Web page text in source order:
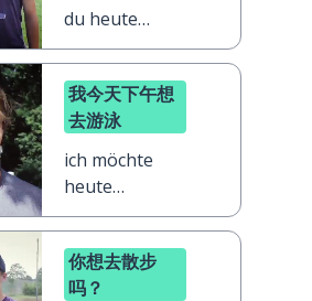
du heute
machen?
我今天下午想
去游泳
ich möchte
heute
Nachmittag
schwimmen
gehen
你想去散步
吗？